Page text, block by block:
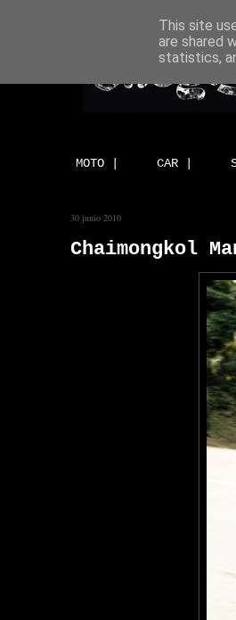
MOTO | CAR |
30 junio 2010
Chaimongkol
This site
are shared
statistics,